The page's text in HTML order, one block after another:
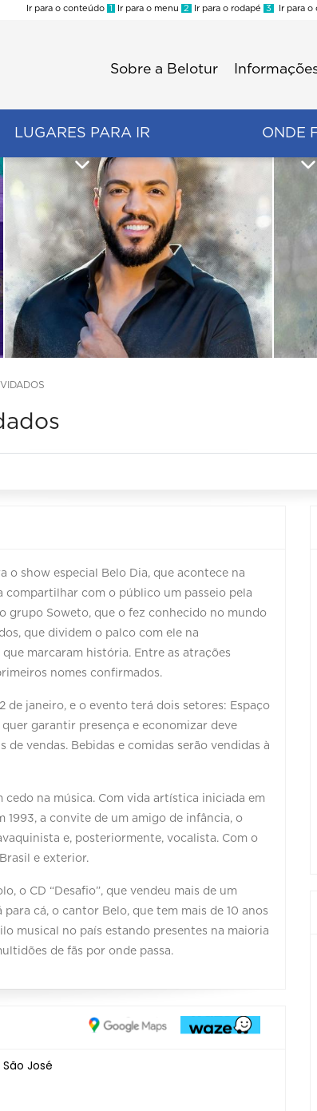
Ir para o conteúdo 1 Ir para o menu 2 Ir para o rodapé 3 Ir para o
Sobre a Belotur
LUGARES PARA IR ONDE
o show especial Belo Dia, que acontece na
compartilhar com o público um passeio pela
grupo Soweto, que o fez conhecido no mundo
que dividem o palco com ele na
marcaram história. Entre as atrações
nomes confirmados.
de janeiro, e o evento terá dois setores: Espaço
garantir presença e economizar deve
vendas. Bebidas e comidas serão vendidas à
na música. Com vida artística iniciada em
1993, a convite de um amigo de infância, o
e, posteriormente, vocalista. Com o
e exterior.
o CD “Desafio”, que vendeu mais de um
cá, o cantor Belo, que tem mais de 10 anos
musical no país estando presentes na maioria
de fãs por onde passa.
José